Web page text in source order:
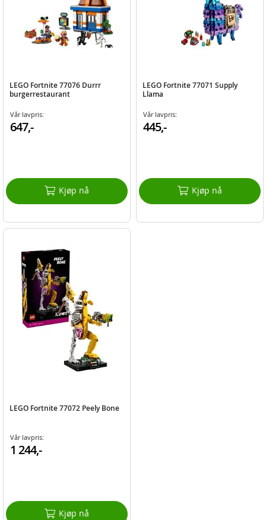
LEGO Fortnite 77076 Durrr
burgerrestaurant
Vår lavpris:
647,-
Kjøp nå
LEGO Fortnite 77071 Supply
Llama
Vår lavpris:
445,-
Kjøp nå
LEGO Fortnite 77072 Peely Bone
Vår lavpris:
1 244,-
Kjøp nå